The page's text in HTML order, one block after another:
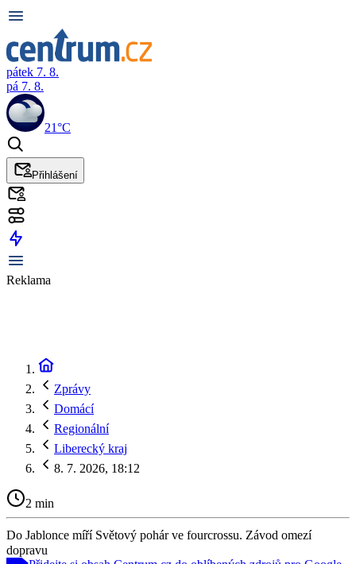
pátek 7. 8.
pá 7. 8.
21°C
Přihlášení
Reklama
Zprávy
Domácí
Regionální
Liberecký kraj
8. 7. 2026, 18:12
2 min
Do Jablonce míří Světový pohár ve fourcrossu. Závod omezí
dopravu